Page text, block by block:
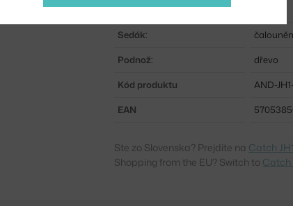
Stohovatelné:
Sedák:
Podnož:
dřevo
Kód produktu
AND-
EAN
Ste zo Slovenska? Prejdite na Catch
Shopping from the EU? Switch to Catch